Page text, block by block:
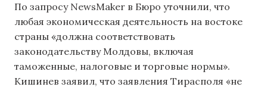
По запросу NewsMaker в Бюро уточнили, что
любая экономическая деятельность на востоке
страны «должна соответствовать
законодательству Молдовы, включая
таможенные, налоговые и торговые нормы».
Кишинев заявил, что заявления Тирасполя «не